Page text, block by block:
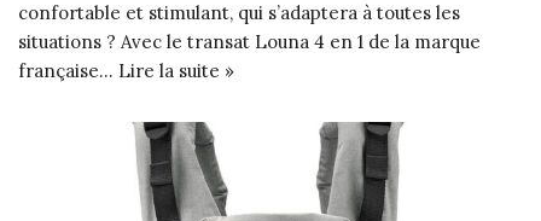
confortable et stimulant, qui s’adaptera à toutes les
situations ? Avec le transat Louna 4 en 1 de la marque
française… Lire la suite »